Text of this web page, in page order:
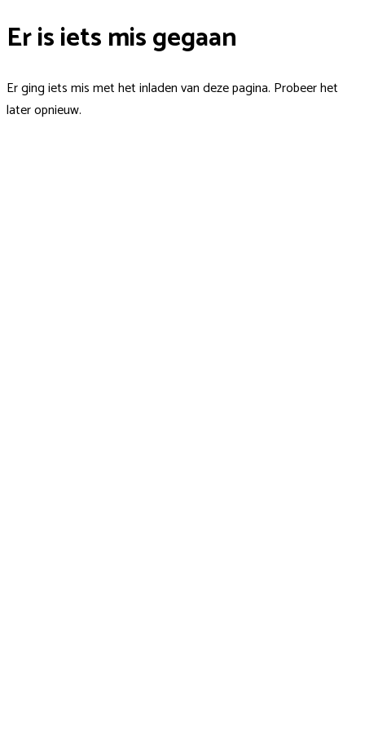
Er is iets mis gegaan
Er ging iets mis met het inladen van deze pagina. Probeer het
later opnieuw.